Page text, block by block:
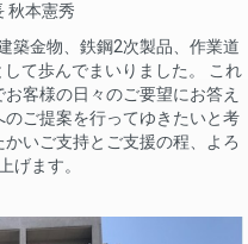
秋本憲秀
築金物、鉄鋼2次製品、作業道
て歩んでまいりました。 これ
客様の日々のご要望にお答え
ご提案を行ってゆきたいと考
いご支持とご支援の程、よろ
げます。